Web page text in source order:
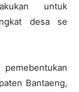
untuk
desa se
Bantaeng,